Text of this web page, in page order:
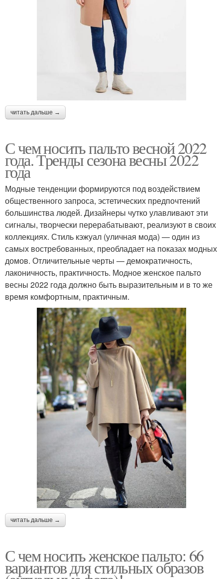
читать дальше →
С чем носить пальто весной 2022
года. Тренды сезона весны 2022
года
Модные тенденции формируются под воздействием
общественного запроса, эстетических предпочтений
большинства людей. Дизайнеры чутко улавливают эти
сигналы, творчески перерабатывают, реализуют в своих
коллекциях. Стиль кэжуал (уличная мода) — один из
самых востребованных, преобладает на показах модных
домов. Отличительные черты — демократичность,
лаконичность, практичность. Модное женское пальто
весны 2022 года должно быть выразительным и в то же
время комфортным, практичным.
читать дальше →
С чем носить женское пальто: 66
вариантов для стильных образов